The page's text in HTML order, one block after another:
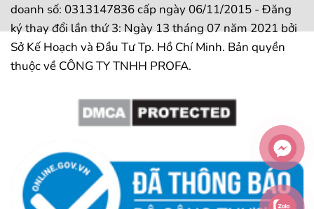
doanh số: 0313147836 cấp ngày 06/11/2015 - Đăng
ký thay đổi lần thứ 3: Ngày 13 tháng 07 năm 2021 bởi
Sở Kế Hoạch và Đầu Tư Tp. Hồ Chí Minh. Bản quyền
thuộc về CÔNG TY TNHH PROFA.